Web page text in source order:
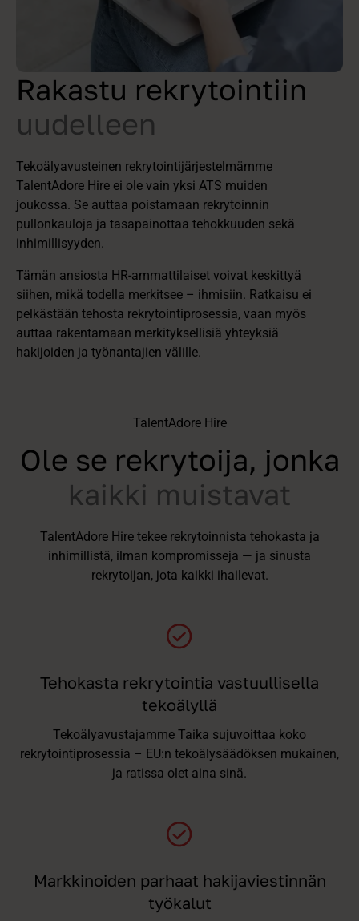
Rakastu rekrytointiin
uudelleen
Tekoälyavusteinen rekrytointijärjestelmämme
TalentAdore Hire ei ole vain yksi ATS muiden
joukossa. Se auttaa poistamaan rekrytoinnin
pullonkauloja ja tasapainottaa tehokkuuden sekä
inhimillisyyden.
Tämän ansiosta HR-ammattilaiset voivat keskittyä
siihen, mikä todella merkitsee – ihmisiin. Ratkaisu ei
pelkästään tehosta rekrytointiprosessia, vaan myös
auttaa rakentamaan merkityksellisiä yhteyksiä
hakijoiden ja työnantajien välille.
TalentAdore Hire
Ole se rekrytoija, jonka
kaikki muistavat
TalentAdore Hire tekee rekrytoinnista tehokasta ja
inhimillistä, ilman kompromisseja — ja sinusta
rekrytoijan, jota kaikki ihailevat.
Tehokasta rekrytointia vastuullisella
tekoälyllä
Tekoälyavustajamme Taika sujuvoittaa koko
rekrytointiprosessia – EU:n tekoälysäädöksen mukainen,
ja ratissa olet aina sinä.
Markkinoiden parhaat hakijaviestinnän
työkalut